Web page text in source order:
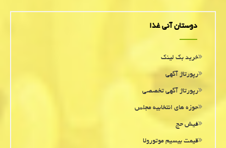
دوستان آنی غذا
خرید بک لینک
رپورتاژ آگهی
رپورتاژ آگهی تخصصی
حوزه های انتخابیه مجلس
فیش حج
قیمت بیسیم موتورولا